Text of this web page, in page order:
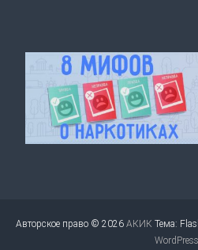
Авторское право © 2026 АКИК Тема:
WordPress